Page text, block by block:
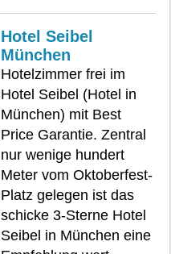
Hotel Seibel
München
Hotelzimmer frei im
Hotel Seibel (Hotel in
München) mit Best
Price Garantie. Zentral
nur wenige hundert
Meter vom Oktoberfest-
Platz gelegen ist das
schicke 3-Sterne Hotel
Seibel in München eine